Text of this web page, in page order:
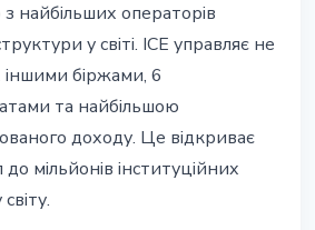
найбільших операторів
у світі. ICE управляє не
біржами, 6
та найбільшою
доходу. Це відкриває
мільйонів інституційних